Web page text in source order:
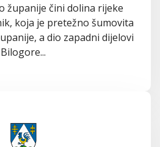
županije čini dolina rijeke
koja je pretežno šumovita
a dio zapadni dijelovi
Bilogore...